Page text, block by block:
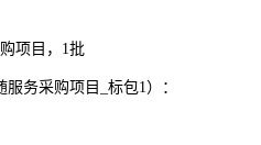
项目，1批
务采购项目_标包1）：